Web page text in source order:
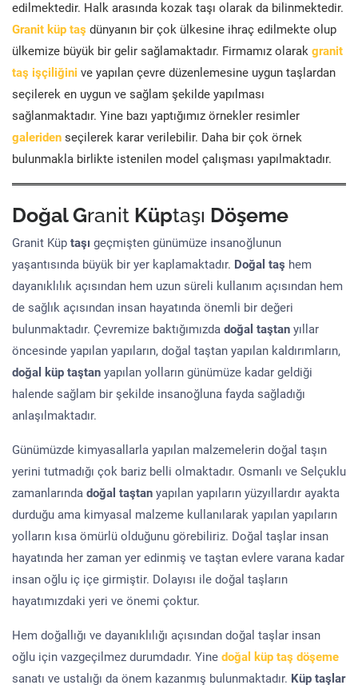
edilmektedir. Halk arasında kozak taşı olarak da bilinmektedir.
Granit küp taş dünyanın bir çok ülkesine ihraç edilmekte olup
ülkemize büyük bir gelir sağlamaktadır. Firmamız olarak granit
taş işçiliğini ve yapılan çevre düzenlemesine uygun taşlardan
seçilerek en uygun ve sağlam şekilde yapılması
sağlanmaktadır. Yine bazı yaptığımız örnekler resimler
galeriden seçilerek karar verilebilir. Daha bir çok örnek
bulunmakla birlikte istenilen model çalışması yapılmaktadır.
Doğal Granit Küptaşı Döşeme
Granit Küp taşı geçmişten günümüze insanoğlunun
yaşantısında büyük bir yer kaplamaktadır. Doğal taş hem
dayanıklılık açısından hem uzun süreli kullanım açısından hem
de sağlık açısından insan hayatında önemli bir değeri
bulunmaktadır. Çevremize baktığımızda doğal taştan yıllar
öncesinde yapılan yapıların, doğal taştan yapılan kaldırımların,
doğal küp taştan yapılan yolların günümüze kadar geldiği
halende sağlam bir şekilde insanoğluna fayda sağladığı
anlaşılmaktadır.
Günümüzde kimyasallarla yapılan malzemelerin doğal taşın
yerini tutmadığı çok bariz belli olmaktadır. Osmanlı ve Selçuklu
zamanlarında doğal taştan yapılan yapıların yüzyıllardır ayakta
durduğu ama kimyasal malzeme kullanılarak yapılan yapıların
yolların kısa ömürlü olduğunu görebiliriz. Doğal taşlar insan
hayatında her zaman yer edinmiş ve taştan evlere varana kadar
insan oğlu iç içe girmiştir. Dolayısı ile doğal taşların
hayatımızdaki yeri ve önemi çoktur.
Hem doğallığı ve dayanıklılığı açısından doğal taşlar insan
oğlu için vazgeçilmez durumdadır. Yine doğal küp taş döşeme
sanatı ve ustalığı da önem kazanmış bulunmaktadır. Küp taşlar